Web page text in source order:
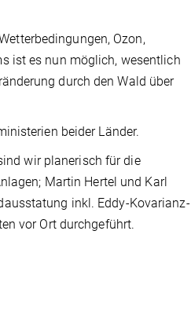
Ozon,
ist es nun möglich, wesentlich
durch den Wald über
beider Länder.
wir planerisch für die
Martin Hertel und Karl
inkl. Eddy-Kovarianz-
vor Ort durchgeführt.